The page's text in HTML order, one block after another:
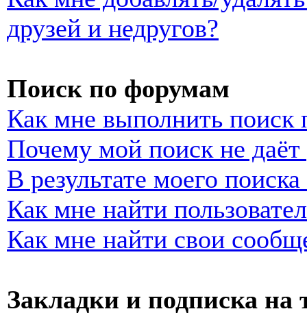
друзей и недругов?
Поиск по форумам
Как мне выполнить
Почему мой поиск не даёт
В результате моего
Как мне найти
Как мне найти свои
Закладки и подписка на